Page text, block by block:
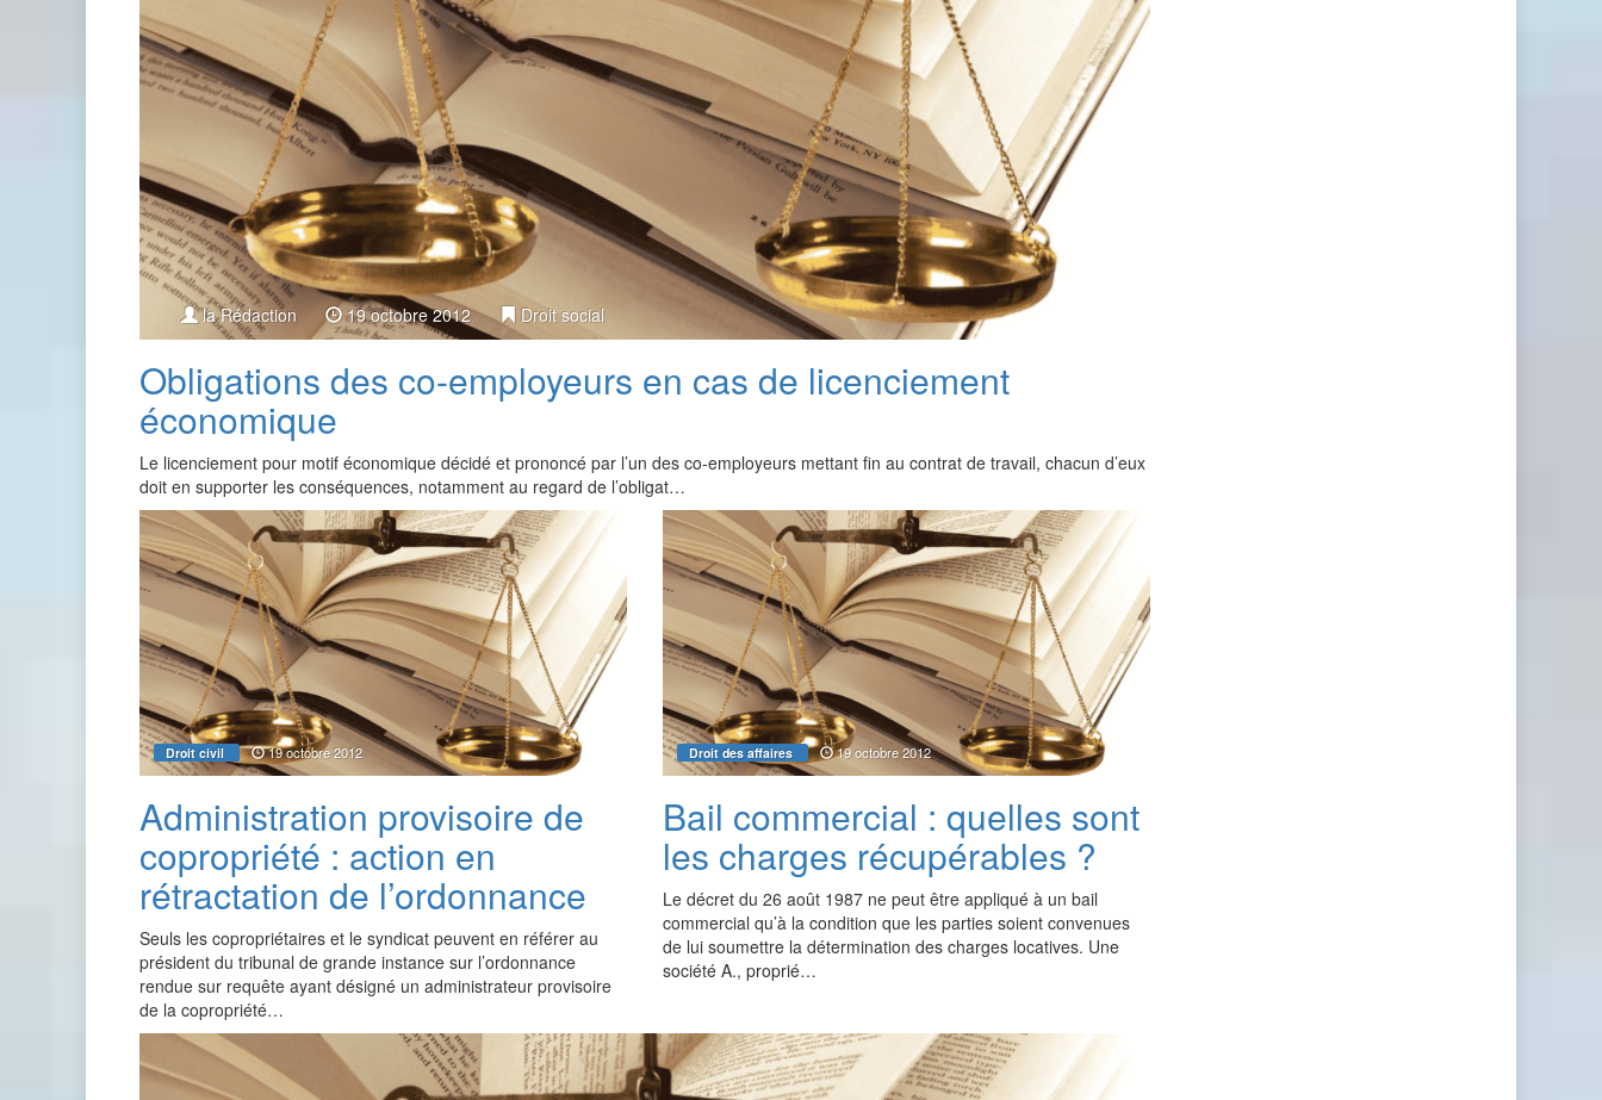
la Rédaction 19 octobre 2012 Droit social
Obligations des co-employeurs en cas de licenciement
économique
Le licenciement pour motif économique décidé et prononcé par l’un des co-employeurs mettant fin au contrat de travail, chacun d’eux
doit en supporter les conséquences, notamment au regard de l’obligat…
Droit civil 19 octobre 2012
Administration provisoire de
copropriété : action en
rétractation de l’ordonnance
Seuls les copropriétaires et le syndicat peuvent en référer au
président du tribunal de grande instance sur l’ordonnance
rendue sur requête ayant désigné un administrateur provisoire
de la copropriété…
Droit des affaires 19 octobre 2012
Bail commercial : quelles sont
les charges récupérables ?
Le décret du 26 août 1987 ne peut être appliqué à un bail
commercial qu’à la condition que les parties soient convenues
de lui soumettre la détermination des charges locatives. Une
société A., proprié…